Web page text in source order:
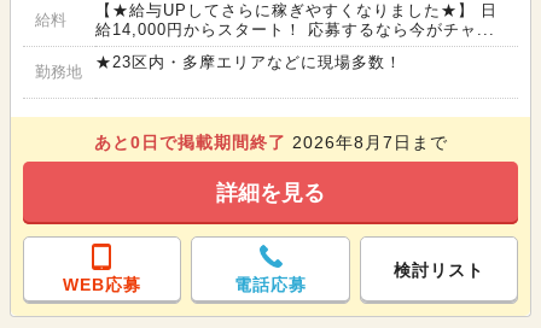
給料
【★給与UPしてさらに稼ぎやすくなりました★】 日
給14,000円からスタート！ 応募するなら今がチャ...
勤務地
★23区内・多摩エリアなどに現場多数！
あと0 日で掲載期間終了 2026年8月7日まで
詳細を見る
WEB応募 電話応募
検討リスト